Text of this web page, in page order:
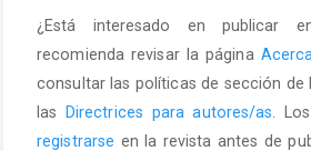
principal
Barra
lateral
¿Está interesado en publicar
recomienda revisar la página
consultar las políticas de sección de
las Directrices para autores/as .
registrarse en la revista antes de